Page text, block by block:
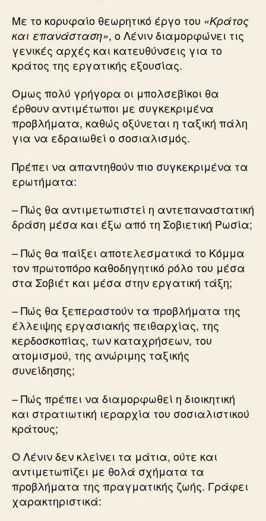
Με το κορυφαίο θεωρητικό έργο του «Κράτος
και επανάσταση», ο Λένιν διαμορφώνει τις
γενικές αρχές και κατευθύνσεις για το
κράτος της εργατικής εξουσίας.
Ομως πολύ γρήγορα οι μπολσεβίκοι θα
έρθουν αντιμέτωποι με συγκεκριμένα
προβλήματα, καθώς οξύνεται η ταξική πάλη
για να εδραιωθεί ο σοσιαλισμός.
Πρέπει να απαντηθούν πιο συγκεκριμένα τα
ερωτήματα:
– Πώς θα αντιμετωπιστεί η αντεπαναστατική
δράση μέσα και έξω από τη Σοβιετική Ρωσία;
– Πώς θα παίξει αποτελεσματικά το Κόμμα
τον πρωτοπόρο καθοδηγητικό ρόλο του μέσα
στα Σοβιέτ και μέσα στην εργατική τάξη;
– Πώς θα ξεπεραστούν τα προβλήματα της
έλλειψης εργασιακής πειθαρχίας, της
κερδοσκοπίας, των καταχρήσεων, του
ατομισμού, της ανώριμης ταξικής
συνείδησης;
– Πώς πρέπει να διαμορφωθεί η διοικητική
και στρατιωτική ιεραρχία του σοσιαλιστικού
κράτους;
Ο Λένιν δεν κλείνει τα μάτια, ούτε και
αντιμετωπίζει με θολά σχήματα τα
προβλήματα της πραγματικής ζωής. Γράφει
χαρακτηριστικά: